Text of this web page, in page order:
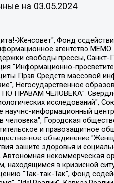
на 03.05.2024
Рубин Михаил Аркадьевич, Анин Роман Александрович, Юридическое лицо Istories fonds, зарегистрированное в Латвийской Республике (регистрационный номер 50008295751, дата регистрации 24.02.2020), Великовский Дмитрий Александрович, Долинина Ирина Николаевна, Мароховская Алеся Алексеевна, Шлейнов Роман Юрьевич, Шмагун Олеся Валентиновна, Общество с ограниченной ответственностью "Альтаир 2021", Общество с ограниченной ответственностью "Вега 2021", Общество с ограниченной ответственностью "Главный редактор 2021", Общество с ограниченной ответственностью "Ромашки монолит", Важенков Артем Валерьевич, Ивановская областная общественная организация "Центр гендерных исследований", Гурман Юрий Альбертович, Медиапроект "ОВД-Инфо", Егоров Владимир Владимирович, Жилинский Владимир Александрович, Общество с ограниченной ответственностью "ЗП", Иванова София Юрьевна, Карезина Инна Павловна, Кильтау Екатерина Викторовна, Петров Алексей Викторович, Пискунов Сергей Евгеньевич, Смирнов Сергей Сергеевич, Тихонов Михаил Сергеевич, Общество с ограниченной ответственностью "ЖУРНАЛИСТ-ИНОСТРАННЫЙ АГЕНТ", Арапова Галина Юрьевна, Вольтская Татьяна Анатольевна, Американская компания "Mason G.E.S. Anonymous Foundation" (США), являющаяся владельцем интернет-издания https://mnews.world/, Компания "Stichting Bellingcat", зарегистрированная в Нидерландах (дата регистрации 11.07.2018), Захаров Андрей Вячеславович, Клепиковская Екатерина Дмитриевна, Общество с ограниченной ответственностью "МЕМО", Перл Роман Александрович, Симонов Евгений Алексеевич, Соловьева Елена Анатольевна, Сотников Даниил Владимирович, Сурначева Елизавета Дмитриевна, Автономная некоммерческая организация по защите прав человека и информированию населения "Якутия – Наше Мнение",